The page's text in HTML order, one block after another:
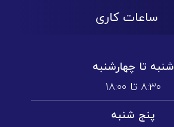
ساعات کاری
شنبه تا چهارشنبه
۸:۳۰ تا ۱۸:۰۰
پنج شنبه